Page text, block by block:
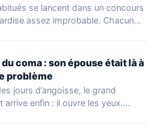
se lancent dans un concours
assez improbable. Chacun
coma : son épouse était là à
problème
jours d’angoisse, le grand
arrive enfin : il ouvre les yeux.…